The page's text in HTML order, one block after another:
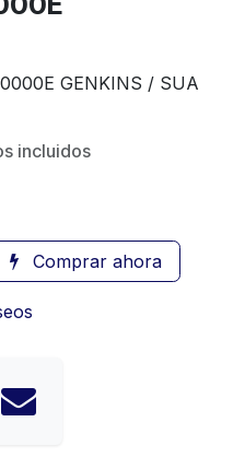
GENKINS / SUA
incluidos
Comprar ahora